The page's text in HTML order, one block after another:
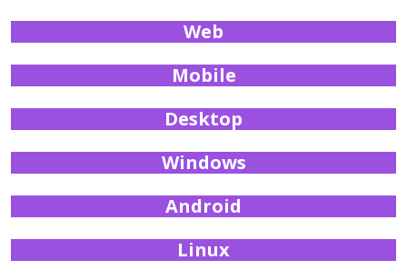
Web
Mobile
Desktop
Windows
Android
Linux